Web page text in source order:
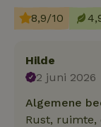
8,9/10
Hilde
2 juni 2026
Algemene
Rust, ruimte,